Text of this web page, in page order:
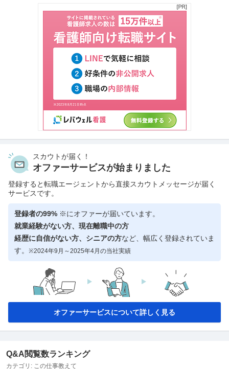
スカウトが届く！
オファーサービスが始まりました
登録すると転職エージェントから直接スカウトメッセージが届く
サービスです。
登録者の99% ※にオファーが届いています。
就業経験がない方、現在離職中の方
経歴に自信がない方、シニアの方など、幅広く登録されていま
す。 ※2024年9月～2025年4月の当社実績
オファーサービスについて詳しく見る
Q&A閲覧数ランキング
カテゴリ: この仕事教えて